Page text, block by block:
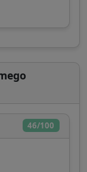
46/100